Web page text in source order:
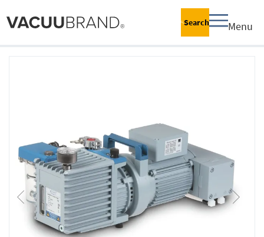
Search Menu